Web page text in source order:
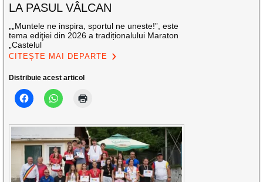
LA PASUL VÂLCAN
„„Muntele ne inspira, sportul ne uneste!”, este
tema ediţiei din 2026 a tradiționalului Maraton
„Castelul
CITEȘTE MAI DEPARTE
Distribuie acest articol